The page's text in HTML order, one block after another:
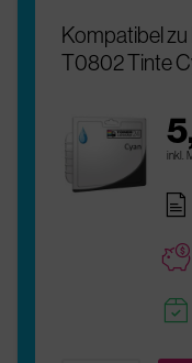
Kompatibel
T0802 Tinte
inkl.
pages
price
readytoship